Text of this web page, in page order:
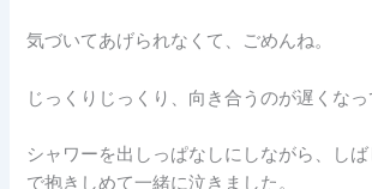
気づいてあげられなくて、ごめんね。
じっくりじっくり、向き合うのが遅くなっ
シャワーを出しっぱなしにしながら、し
で抱きしめて一緒に泣きました。